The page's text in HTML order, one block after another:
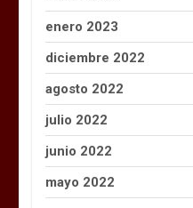
enero 2023
diciembre 2022
agosto 2022
julio 2022
junio 2022
mayo 2022